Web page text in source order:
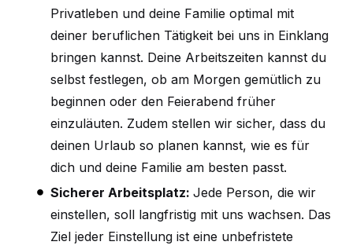
Privatleben und deine Familie optimal mit
deiner beruflichen Tätigkeit bei uns in Einklang
bringen kannst. Deine Arbeitszeiten kannst du
selbst festlegen, ob am Morgen gemütlich zu
beginnen oder den Feierabend früher
einzuläuten. Zudem stellen wir sicher, dass du
deinen Urlaub so planen kannst, wie es für
dich und deine Familie am besten passt.
Sicherer Arbeitsplatz: Jede Person, die wir
einstellen, soll langfristig mit uns wachsen. Das
Ziel jeder Einstellung ist eine unbefristete